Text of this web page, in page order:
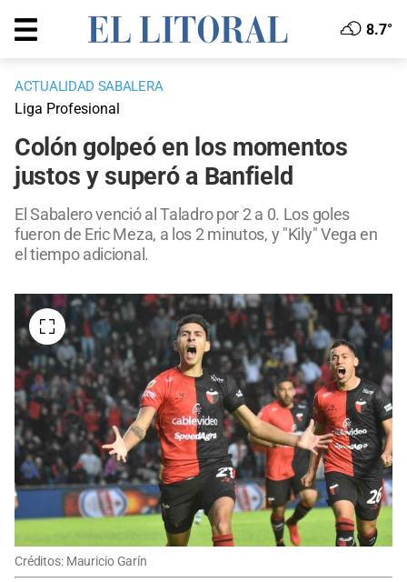
8.7°
ACTUALIDAD SABALERA
Liga Profesional
Colón golpeó en los momentos
justos y superó a Banfield
El Sabalero venció al Taladro por 2 a 0. Los goles
fueron de Eric Meza, a los 2 minutos, y "Kily" Vega en
el tiempo adicional.
Créditos: Mauricio Garín